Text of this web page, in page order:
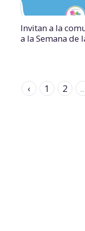
Invitan a la
a la Semana de
‹ 1 2 ...